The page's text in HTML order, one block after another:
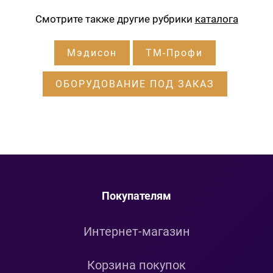
Смотрите также другие рубрики каталога
Мэдисон ТМ-Профи
ОБОРУДОВАНИЕ ПОД ЗАКАЗ
Покупателям
Интернет-магазин
Корзина покупок